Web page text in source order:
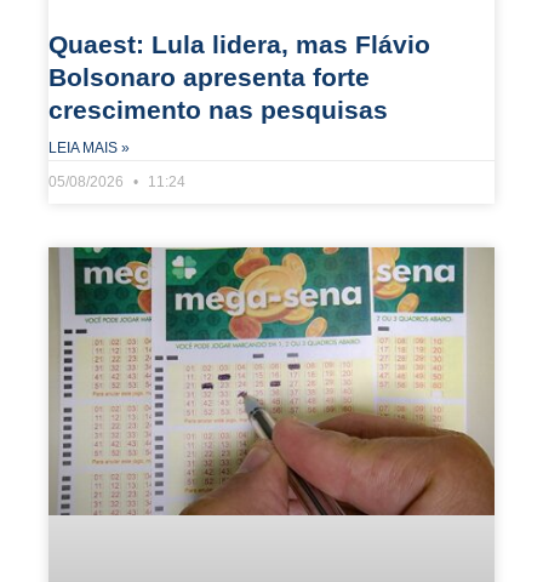
Quaest: Lula lidera, mas Flávio
Bolsonaro apresenta forte
crescimento nas pesquisas
LEIA MAIS »
05/08/2026
11:24